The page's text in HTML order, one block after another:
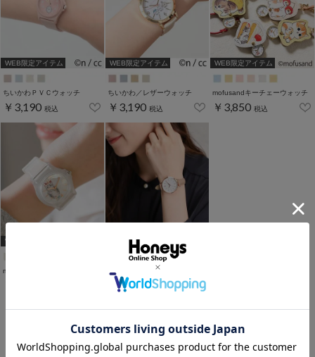
WEB限定アイテム
ちいかわＰＶＣウォッチ
￥3,190 税込
WEB限定アイテム
ちいかわ／レザーウォッチ
￥3,190 税込
WEB限定アイテム
mofusandキーチェーウォッチ
￥3,850 税込
WEB限定アイテム
mofusandＰＶＣウォッチ アヴェスウォッチ
￥3,080 税込
1～11件 (全11件)
関連キーワード